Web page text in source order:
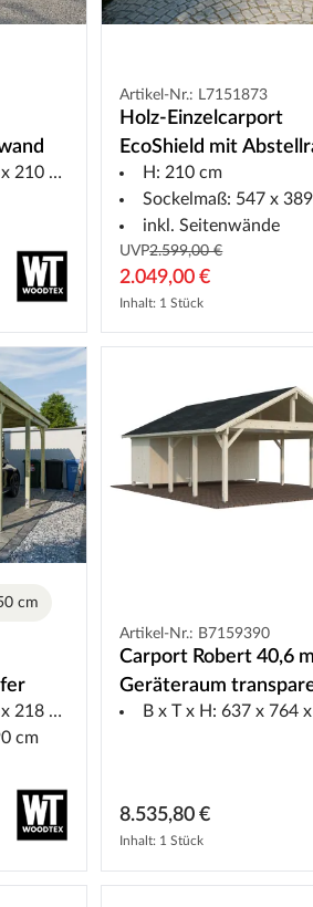
Seitewand
Artikel-Nr.: L7151873
Holz-Einzelcarport
EcoShield mit
H: 210 cm
Sockelmaß: 547 x
inkl. Seitenwände
UVP2.599,00 €
2.049,00 €
Inhalt: 1 Stück
cm
cm
cm
Artikel-Nr.: B7159390
Carport Robert 40,6
Geräteraum
B x T x H: 637 x 764 x
8.535,80 €
Inhalt: 1 Stück